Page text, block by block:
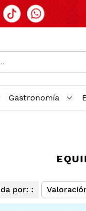
Gastronomía
por: :